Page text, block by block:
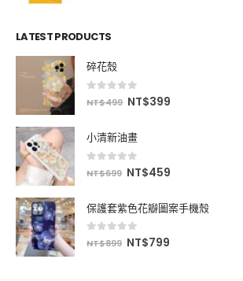
LATEST PRODUCTS
碎花殼
out of 5
NT$499 NT$399
小清新油畫
out of 5
NT$699 NT$459
保護套紫色花瓣圖案手機殼
out of 5
NT$899 NT$799